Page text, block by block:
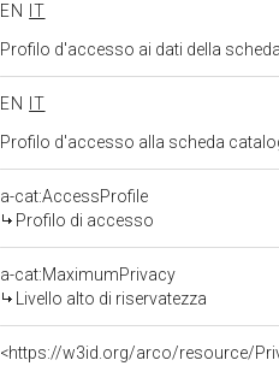
EN
IT
Profilo d'accesso ai dati della
EN
IT
Profilo d'accesso alla scheda
a-cat:AccessProfile
Profilo di accesso
a-cat:MaximumPrivacy
Livello alto di riservatezza
<https://w3id.org/arco/resource/